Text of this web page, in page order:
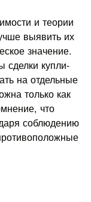
и теории
выявить их
значение.
сделки купли-
на отдельные
только как
что
соблюдению